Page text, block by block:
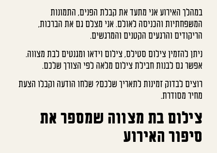
במהלך האירוע אני מתעד את קבלת הפנים, התמונות
המשפחתיות והכניסה לאולם. אני מצלם גם את הברכות,
הריקודים והרגעים הקטנים והמרגשים.
ניתן להזמין צילום סטילס, צילום וידאו ומגנטים לבת מצווה.
אפשר גם לבנות חבילת צילום מלאה לפי הצורך שלכם.
רוצים לבדוק זמינות לתאריך שלכם? שלחו הודעה וקבלו הצעת
מחיר מסודרת.
צילום בת מצווה שמספר את
סיפור האירוע